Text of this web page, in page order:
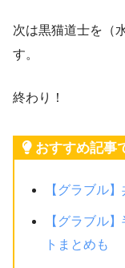
次は黒猫道士を（
す。
終わり！
おすすめ記事
【グラブル
【グラブル
トまとめも